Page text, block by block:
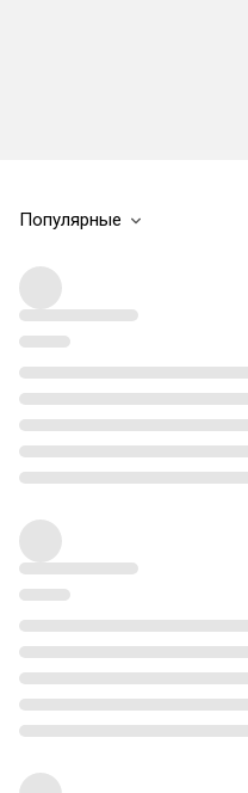
Популярные